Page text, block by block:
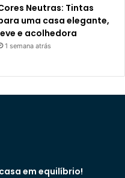
Neutras: Tintas
uma casa elegante,
e acolhedora
1 semana atrás
em equilíbrio!